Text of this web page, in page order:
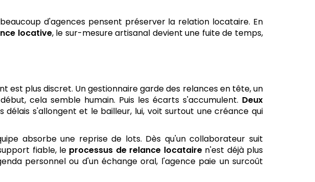
d'agences pensent préserver la relation locataire. En
locative, le sur-mesure artisanal devient une fuite de temps,
est plus discret. Un gestionnaire garde des relances en tête, un
cela semble humain. Puis les écarts s'accumulent. Deux
s'allongent et le bailleur, lui, voit surtout une créance qui
absorbe une reprise de lots. Dès qu'un collaborateur suit
fiable, le processus de relance locatairen'est déjà plus
personnel ou d'un échange oral, l'agence paie un surcoût